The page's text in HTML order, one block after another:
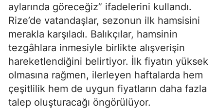
aylarında göreceğiz” ifadelerini kullandı.
Rize’de vatandaşlar, sezonun ilk hamsisini
merakla karşıladı. Balıkçılar, hamsinin
tezgâhlara inmesiyle birlikte alışverişin
hareketlendiğini belirtiyor. İlk fiyatın yüksek
olmasına rağmen, ilerleyen haftalarda hem
çeşitlilik hem de uygun fiyatların daha fazla
talep oluşturacağı öngörülüyor.